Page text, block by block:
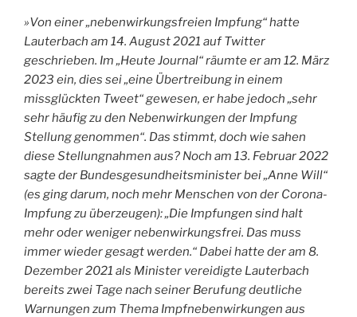
»Von einer „nebenwirkungsfreien Impfung“ hatte
Lauterbach am 14. August 2021 auf Twitter
geschrieben. Im „Heute Journal“ räumte er am 12. März
2023 ein, dies sei „eine Übertreibung in einem
missglückten Tweet“ gewesen, er habe jedoch „sehr
sehr häufig zu den Nebenwirkungen der Impfung
Stellung genommen“. Das stimmt, doch wie sahen
diese Stellungnahmen aus? Noch am 13. Februar 2022
sagte der Bundesgesundheitsminister bei „Anne Will“
(es ging darum, noch mehr Menschen von der Corona-
Impfung zu überzeugen): „Die Impfungen sind halt
mehr oder weniger nebenwirkungsfrei. Das muss
immer wieder gesagt werden.“ Dabei hatte der am 8.
Dezember 2021 als Minister vereidigte Lauterbach
bereits zwei Tage nach seiner Berufung deutliche
Warnungen zum Thema Impfnebenwirkungen aus